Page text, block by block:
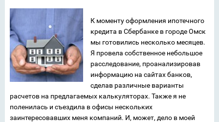
К моменту оформления ипотечного
кредита в Сбербанке в городе Омск
мы готовились несколько месяцев.
Я провела собственное небольшое
расследование, проанализировав
информацию на сайтах банков,
сделав различные варианты
расчетов на предлагаемых калькуляторах. Также я не
поленилась и съездила в офисы нескольких
заинтересовавших меня компаний. И, может, дело в моей